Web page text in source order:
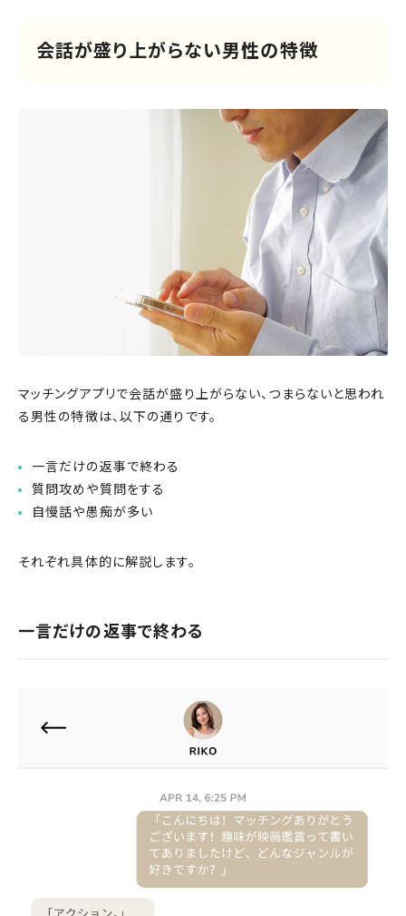
会話が盛り上がらない男性の特徴
マッチングアプリで会話が盛り上がらない、つまらないと思われ
る男性の特徴は、以下の通りです。
一言だけの返事で終わる
質問攻めや質問をする
自慢話や愚痴が多い
それぞれ具体的に解説します。
一言だけの返事で終わる